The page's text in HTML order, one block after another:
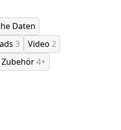
Daten
3 Video 2
Zubehör4+